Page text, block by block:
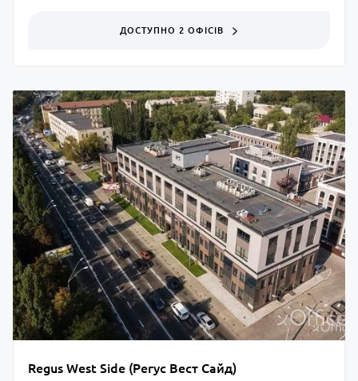
ДОСТУПНО 2 ОФІСІВ
Regus West Side (Регус Вест Сайд)